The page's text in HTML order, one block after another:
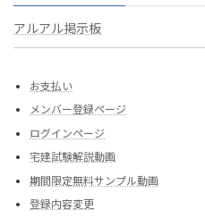
アルアル掲示板
お支払い
メンバー登録ページ
ログインページ
宅建試験解説動画
期間限定無料サンプル動画
登録内容変更